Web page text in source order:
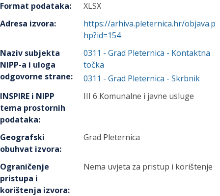
Format podataka:
XLSX
Adresa izvora:
https://arhiva.pleternica.hr/objava.p
hp?id=154
Naziv subjekta
NIPP-a i uloga
odgovorne strane:
0311 -Grad Pleternica - Kontaktna
točka
0311 -Grad Pleternica - Skrbnik
INSPIRE i NIPP
tema prostornih
podataka:
III 6 Komunalne i javne usluge
Geografski
obuhvat izvora:
Grad Pleternica
Ograničenje
pristupa i
korištenja izvora:
Nema uvjeta za pristup i korištenje